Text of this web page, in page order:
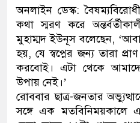
অনলাইন ডেস্ক:
কথা স্মরণ করে
মুহাম্মদ ইউনূস বলেছেন,
হয়, যে স্বপ্নের জন্য তারা
করবোই। এটা থেকে
উপায় নেই।’
রোববার ছাত্র-জনতার
সঙ্গে এক মতবিনিময়কালে